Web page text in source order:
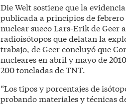
Die Welt sostiene que la
publicada a principios de
nuclear sueco Lars-Erik de Geer
radioisótopos que delatan la
trabajo, de Geer concluyó que
nucleares en abril y mayo de
200 toneladas de TNT.
“Los tipos y porcentajes de
probando materiales y técnicas